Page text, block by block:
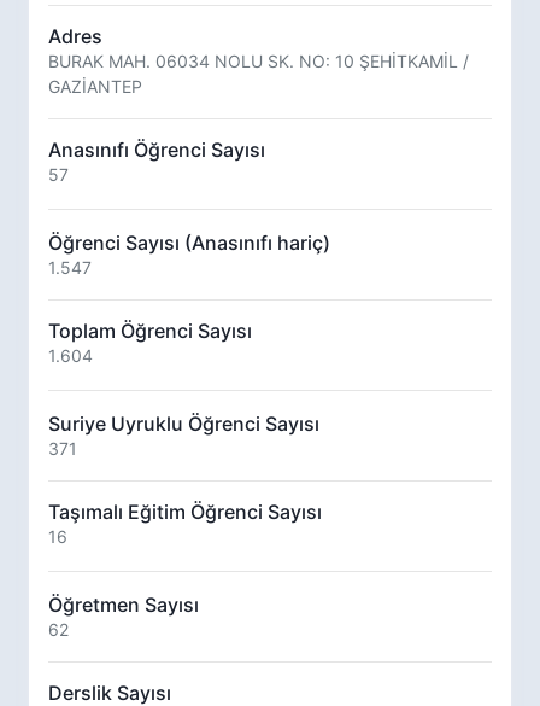
Adres
BURAK MAH. 06034 NOLU SK. NO: 10 ŞEHİTKAMİL /
GAZİANTEP
Anasınıfı Öğrenci Sayısı
57
Öğrenci Sayısı (Anasınıfı hariç)
1.547
Toplam Öğrenci Sayısı
1.604
Suriye Uyruklu Öğrenci Sayısı
371
Taşımalı Eğitim Öğrenci Sayısı
16
Öğretmen Sayısı
62
Derslik Sayısı